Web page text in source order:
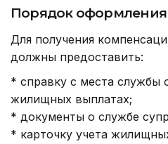
Порядок оформления
Для получения
должны предоставить:
* справку с места службы
жилищных выплатах;
* документы о службе
* карточку учета